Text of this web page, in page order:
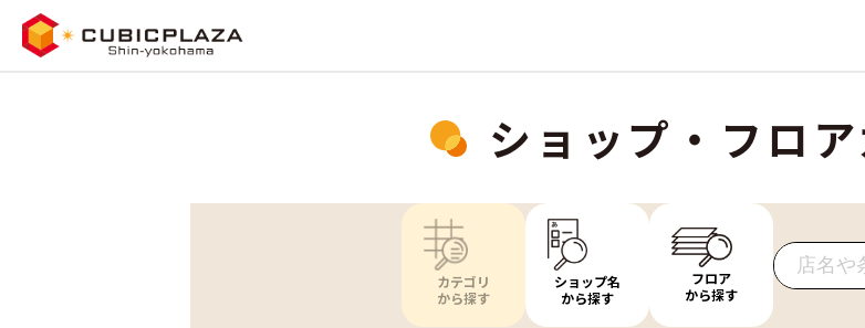
ショップ・フロ
カテゴリ
から探す
ショップ名
から探す
フロア
から探す